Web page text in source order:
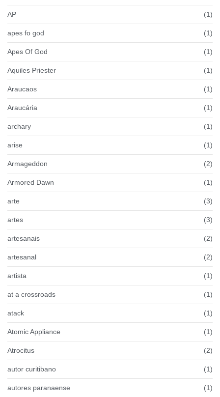
AP (1)
apes fo god (1)
Apes Of God (1)
Aquiles Priester (1)
Araucaos (1)
Araucária (1)
archary (1)
arise (1)
Armageddon (2)
Armored Dawn (1)
arte (3)
artes (3)
artesanais (2)
artesanal (2)
artista (1)
at a crossroads (1)
atack (1)
Atomic Appliance (1)
Atrocitus (2)
autor curitibano (1)
autores paranaense (1)